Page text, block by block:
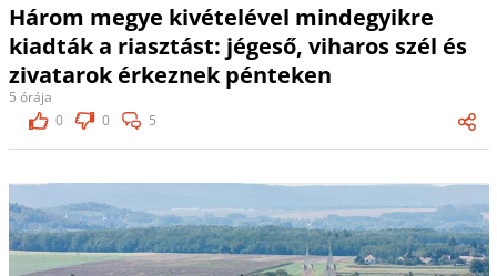
Három megye kivételével mindegyikre
kiadták a riasztást: jégeső, viharos szél és
zivatarok érkeznek pénteken
5 órája
0
0 5